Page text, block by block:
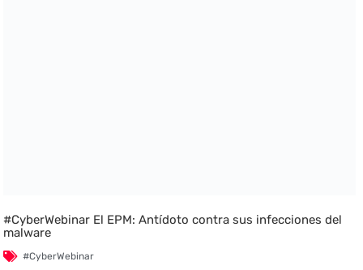
#CyberWebinar El EPM: Antídoto contra sus infecciones del
malware
#CyberWebinar